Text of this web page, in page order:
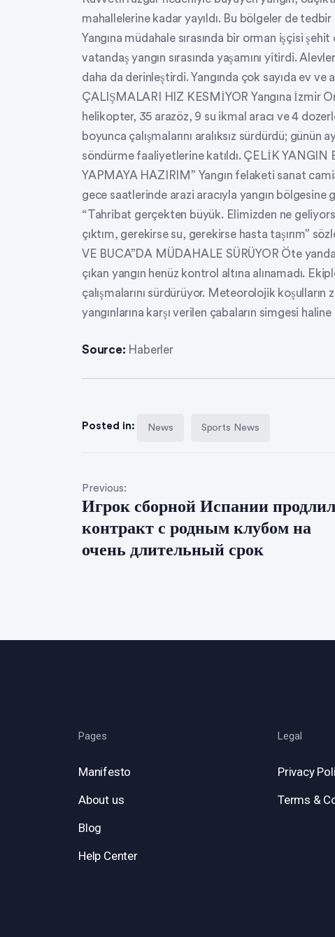
mahallelerine kadar yayıldı. Bu bölgeler de
Yangına müdahale sırasında bir orman işçisi
vatandaş yangın sırasında yaşamını yitirdi.
daha da derinleştirdi. Yangında çok sayıda ev ve
ÇALIŞMALARI HIZ KESMİYOR Yangına İzmir
helikopter, 35 arazöz, 9 su ikmal aracı ve 4
boyunca çalışmalarını aralıksız sürdürdü; günün
söndürme faaliyetlerine katıldı. ÇELİK YANGIN
YAPMAYA HAZIRIM” Yangın felaketi sanat
gece saatlerinde arazi aracıyla yangın bölgesine
“Tahribat gerçekten büyük. Elimizden ne
çıktım, gerekirse su, gerekirse hasta taşırım”
VE BUCA”DA MÜDAHALE SÜRÜYOR Öte
çıkan yangın henüz kontrol altına alınamadı.
çalışmalarını sürdürüyor. Meteorolojik
yangınlarına karşı verilen çabaların simgesi
Source: Haberler
Posted in: News Sports News
Previous:
Игрок сборной Испании продлил
контракт с родным клубом на
очень длительный срок
Pages
Manifesto
About us
Blog
Help Center
Legal
Privacy
Terms &